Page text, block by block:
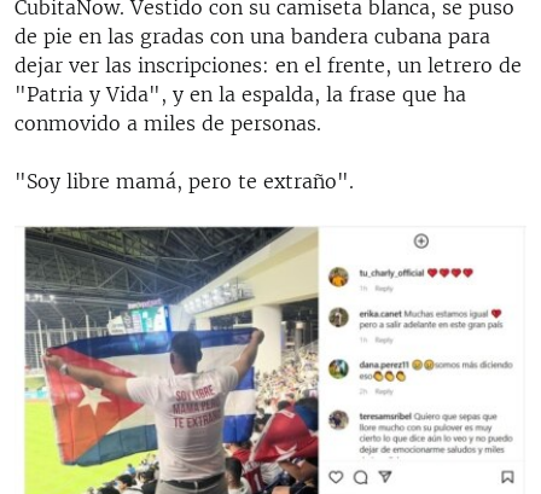
CubitaNow. Vestido con su camiseta blanca, se puso
de pie en las gradas con una bandera cubana para
dejar ver las inscripciones: en el frente, un letrero de
"Patria y Vida", y en la espalda, la frase que ha
conmovido a miles de personas.
"Soy libre mamá, pero te extraño".